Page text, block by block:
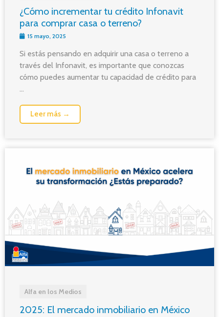
¿Cómo incrementar tu crédito Infonavit
para comprar casa o terreno?
15 mayo, 2025
Si estás pensando en adquirir una casa o terreno a
través del Infonavit, es importante que conozcas
cómo puedes aumentar tu capacidad de crédito para
...
Leer más →
Alfa en los Medios
2025: El mercado inmobiliario en México